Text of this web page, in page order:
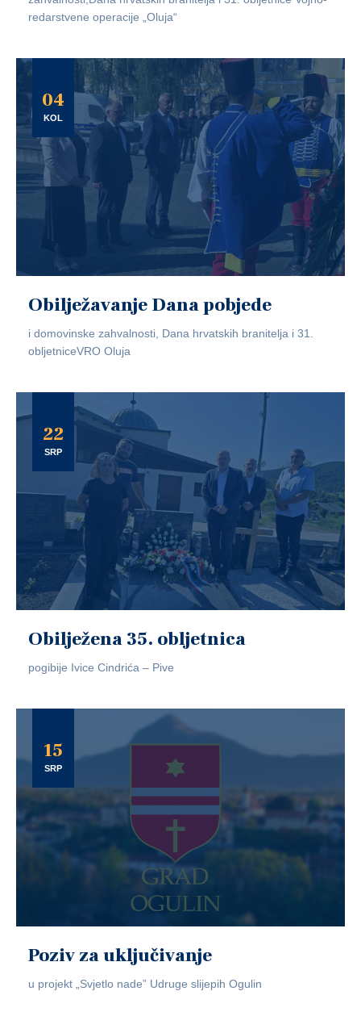
redarstvene operacije „Oluja“
04
KOL
Obilježavanje Dana pobjede
i domovinske zahvalnosti, Dana hrvatskih branitelja i 31.
obljetniceVRO Oluja
22
SRP
Obilježena 35. obljetnica
pogibije Ivice Cindrića – Pive
15
SRP
Poziv za uključivanje
u projekt „Svjetlo nade” Udruge slijepih Ogulin